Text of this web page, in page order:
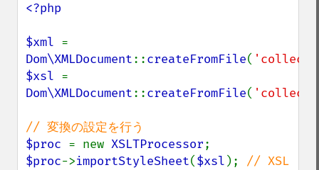
<?php
$xml
Dom\XMLDocument::createFromFile(
$xsl
Dom\XMLDocument::createFromFile(
$proc = new XSLTProcessor
$proc->importStyleSheet($xsl ); // XSL